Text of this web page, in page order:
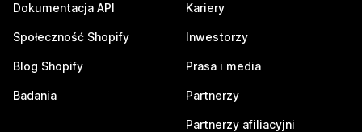
Dokumentacja API
Społeczność Shopify
Blog Shopify
Badania
Kariery
Inwestorzy
Prasa i media
Partnerzy
Partnerzy afiliacyjni